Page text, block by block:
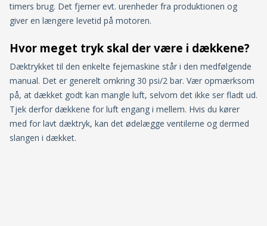
timers brug. Det fjerner evt. urenheder fra produktionen og
giver en længere levetid på motoren.
Hvor meget tryk skal der være i dækkene?
Dæktrykket til den enkelte fejemaskine står i den medfølgende
manual. Det er generelt omkring 30 psi/2 bar. Vær opmærksom
på, at dækket godt kan mangle luft, selvom det ikke ser fladt ud.
Tjek derfor dækkene for luft engang i mellem. Hvis du kører
med for lavt dæktryk, kan det ødelægge ventilerne og dermed
slangen i dækket.